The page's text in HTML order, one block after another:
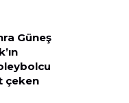
Güneş
çeken